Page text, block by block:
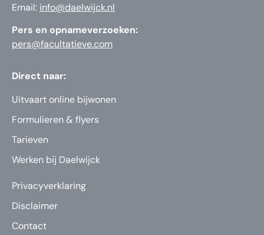
Email: info@daelwijck.nl
Pers en opnameverzoeken:
pers@facultatieve.com
Direct naar:
Uitvaart online bijwonen
Formulieren & flyers
Tarieven
Werken bij Daelwijck
Privacyverklaring
Disclaimer
Contact